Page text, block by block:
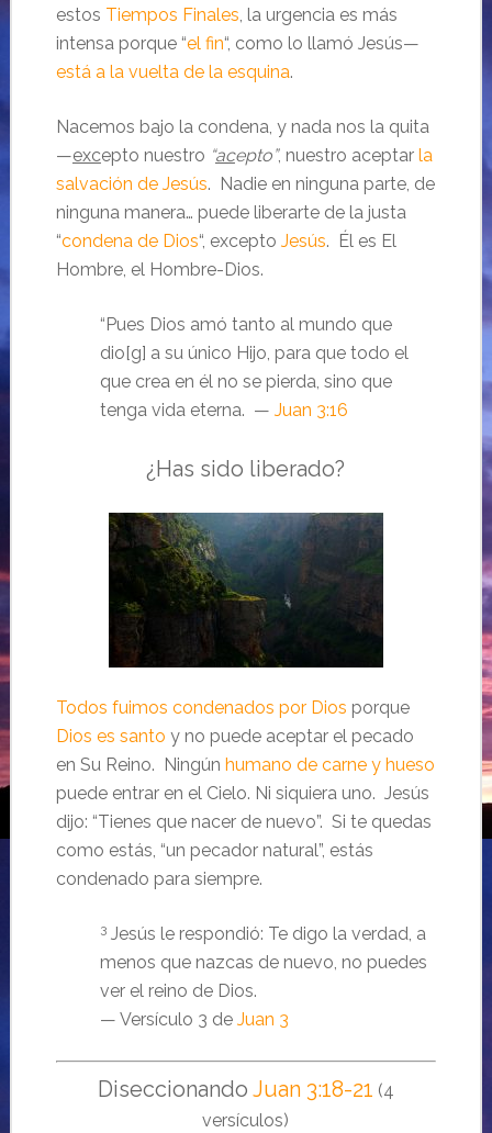
estos Tiempos Finales, la urgencia es más
intensa porque “el fin“, como lo llamó Jesús—
está a la vuelta de la esquina.
Nacemos bajo la condena, y nada nos la quita
—excepto nuestro “acepto”, nuestro aceptar la
salvación de Jesús. Nadie en ninguna parte, de
ninguna manera… puede liberarte de la justa
“condena de Dios“, excepto Jesús. Él es El
Hombre, el Hombre-Dios.
“Pues Dios amó tanto al mundo que
dio[g] a su único Hijo, para que todo el
que crea en él no se pierda, sino que
tenga vida eterna. — Juan 3:16
¿Has sido liberado?
Todos fuimos condenados por Dios porque
Dios es santo y no puede aceptar el pecado
en Su Reino. Ningún humano de carne y hueso
puede entrar en el Cielo. Ni siquiera uno. Jesús
dijo: “Tienes que nacer de nuevo”. Si te quedas
como estás, “un pecador natural”, estás
condenado para siempre.
3Jesús le respondió: Te digo la verdad, a
menos que nazcas de nuevo, no puedes
ver el reino de Dios.
— Versículo 3 de Juan 3
Diseccionando Juan 3:18-21 (4
versículos)